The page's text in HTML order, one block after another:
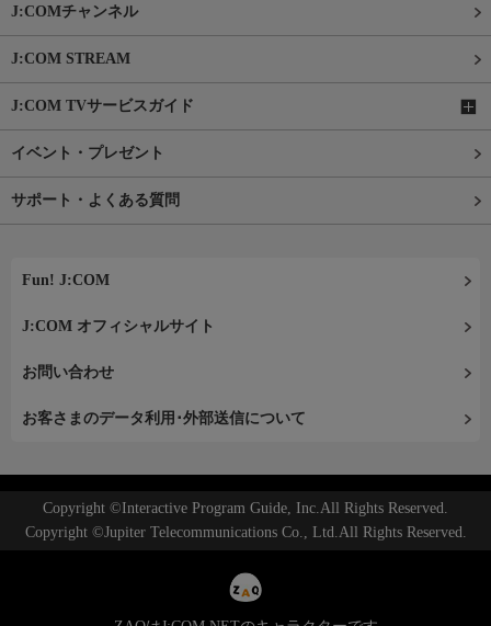
J:COMチャンネル
J:COM STREAM
J:COM TVサービスガイド
イベント・プレゼント
サポート・よくある質問
Fun! J:COM
J:COM オフィシャルサイト
お問い合わせ
お客さまのデータ利用･外部送信について
Copyright ©Interactive Program Guide, Inc.All Rights Reserved.
Copyright ©Jupiter Telecommunications Co., Ltd.All Rights Reserved.